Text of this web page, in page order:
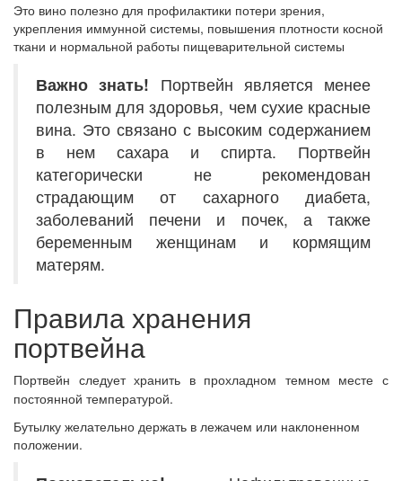
Это вино полезно для профилактики потери зрения,
укрепления иммунной системы, повышения плотности косной
ткани и нормальной работы пищеварительной системы
Важно знать! Портвейн является менее
полезным для здоровья, чем сухие красные
вина. Это связано с высоким содержанием
в нем сахара и спирта. Портвейн
категорически не рекомендован
страдающим от сахарного диабета,
заболеваний печени и почек, а также
беременным женщинам и кормящим
матерям.
Правила хранения
портвейна
Портвейн следует хранить в прохладном темном месте с
постоянной температурой.
Бутылку желательно держать в лежачем или наклоненном
положении.